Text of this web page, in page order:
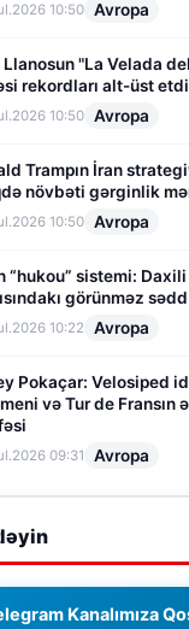
10:50 Avropa
Llanosun "La Velada
rekordları alt-üst etdi
10:50 Avropa
Trampın İran
növbəti gərginlik
10:50 Avropa
“hukou” sistemi:
görünməz sədd
10:22 Avropa
Pokaçar: Velosiped
və Tur de Fransın
09:31 Avropa
Kanalımıza